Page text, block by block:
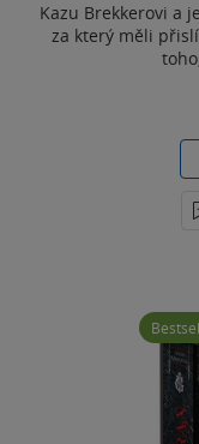
Kazu Brekkerovi a
za který měli